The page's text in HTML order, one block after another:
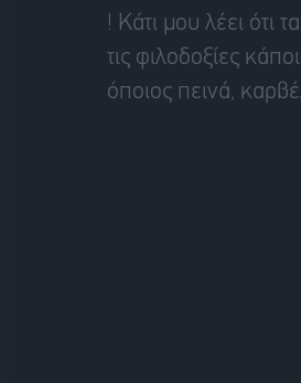
! Κάτι μου λέει ότι
τις φιλοδοξίες
όποιος πεινά,